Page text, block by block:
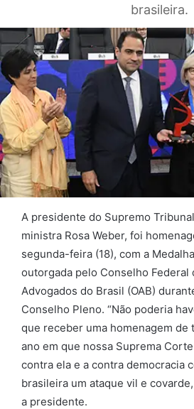
brasileira.
A presidente do Supremo
ministra Rosa Weber, foi
segunda-feira (18), com a
outorgada pelo Conselho Federal
Advogados do Brasil (OAB)
Conselho Pleno. “Não poderia
que receber uma homenagem de
ano em que nossa Suprema
contra ela e a contra democracia
brasileira um ataque vil e
a presidente.